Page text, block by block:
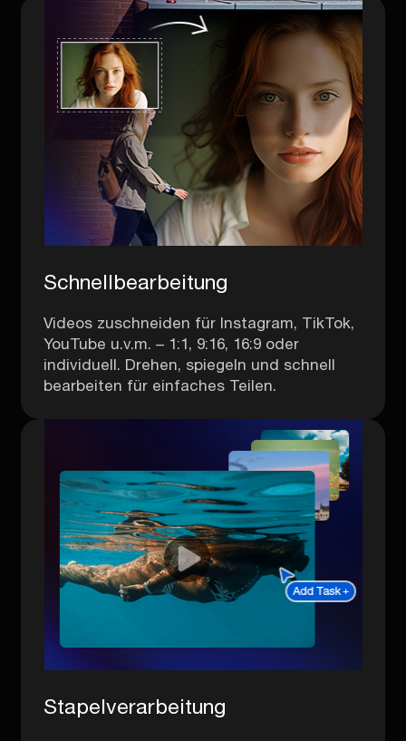
Schnellbearbeitung
Videos zuschneiden für Instagram, TikTok,
YouTube u.v.m. – 1:1, 9:16, 16:9 oder
individuell. Drehen, spiegeln und schnell
bearbeiten für einfaches Teilen.
Stapelverarbeitung